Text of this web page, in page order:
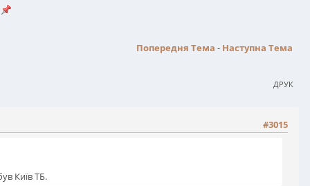
Попередня Тема - Наступна Тема
ДРУК
#3015
Київ ТБ.